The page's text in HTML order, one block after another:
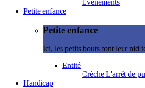
Evénements
Petite enfance
Petite enfance
Ici, les petits bouts font leur nid
Entité
Crèche L'arrêt de
Handicap